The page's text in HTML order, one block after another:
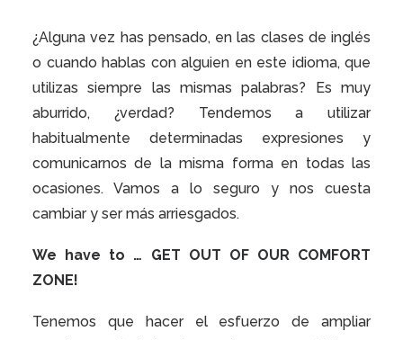
¿Alguna vez has pensado, en las clases de inglés
o cuando hablas con alguien en este idioma, que
utilizas siempre las mismas palabras? Es muy
aburrido, ¿verdad? Tendemos a utilizar
habitualmente determinadas expresiones y
comunicarnos de la misma forma en todas las
ocasiones. Vamos a lo seguro y nos cuesta
cambiar y ser más arriesgados.
We have to … GET OUT OF OUR COMFORT
ZONE!
Tenemos que hacer el esfuerzo de ampliar